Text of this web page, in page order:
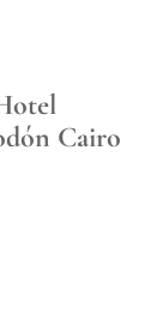
Cairo